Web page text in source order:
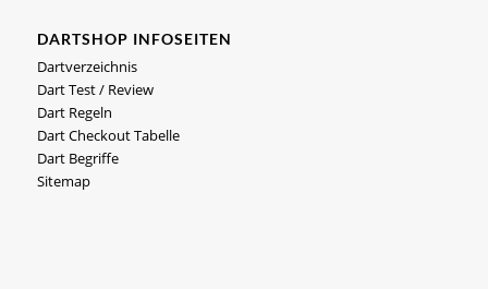
DARTSHOP INFOSEITEN
Dartverzeichnis
Dart Test / Review
Dart Regeln
Dart Checkout Tabelle
Dart Begriffe
Sitemap